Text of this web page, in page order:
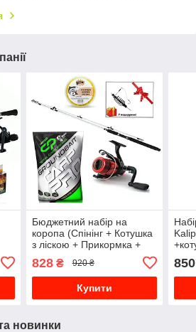
Бюджетний набір на
коропа (Спінінг + Котушка
з ліскою + Прикормка +
828₴ 920 ₴
Купити
850
новинки